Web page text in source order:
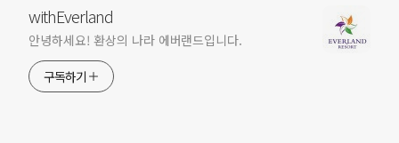
withEverland
안녕하세요! 환상의 나라 에버랜드입니다.
구독하기